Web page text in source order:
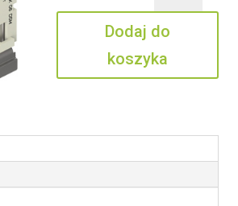
08
D5M
Dodaj do
koszyka